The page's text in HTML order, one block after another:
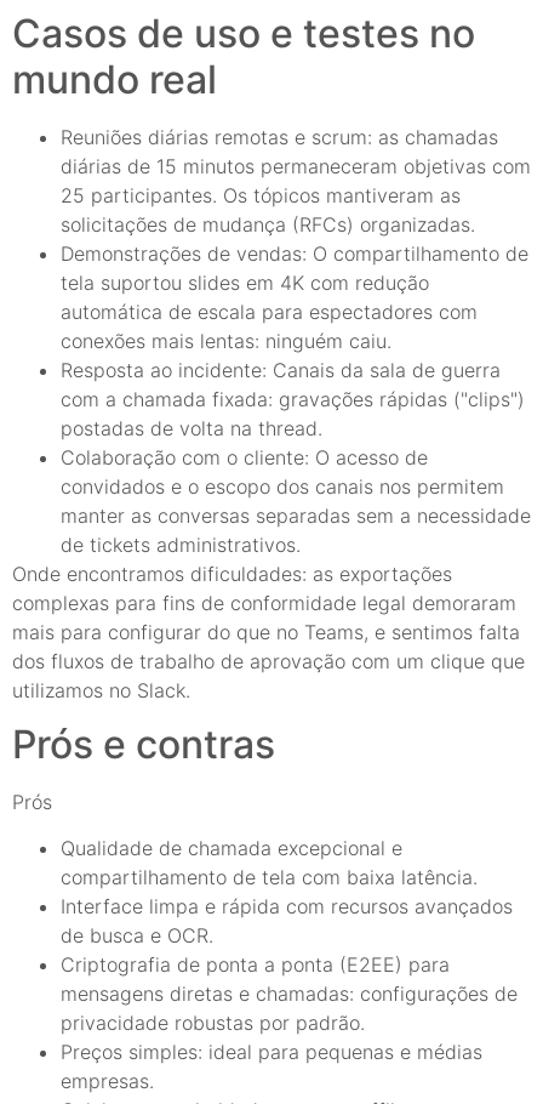
Casos de uso e testes no
mundo real
Reuniões diárias remotas e scrum: as chamadas
diárias de 15 minutos permaneceram objetivas com
25 participantes. Os tópicos mantiveram as
solicitações de mudança (RFCs) organizadas.
Demonstrações de vendas: O compartilhamento de
tela suportou slides em 4K com redução
automática de escala para espectadores com
conexões mais lentas: ninguém caiu.
Resposta ao incidente: Canais da sala de guerra
com a chamada fixada: gravações rápidas ("clips")
postadas de volta na thread.
Colaboração com o cliente: O acesso de
convidados e o escopo dos canais nos permitem
manter as conversas separadas sem a necessidade
de tickets administrativos.
Onde encontramos dificuldades: as exportações
complexas para fins de conformidade legal demoraram
mais para configurar do que no Teams, e sentimos falta
dos fluxos de trabalho de aprovação com um clique que
utilizamos no Slack.
Prós e contras
Prós
Qualidade de chamada excepcional e
compartilhamento de tela com baixa latência.
Interface limpa e rápida com recursos avançados
de busca e OCR.
Criptografia de ponta a ponta (E2EE) para
mensagens diretas e chamadas: configurações de
privacidade robustas por padrão.
Preços simples: ideal para pequenas e médias
empresas.